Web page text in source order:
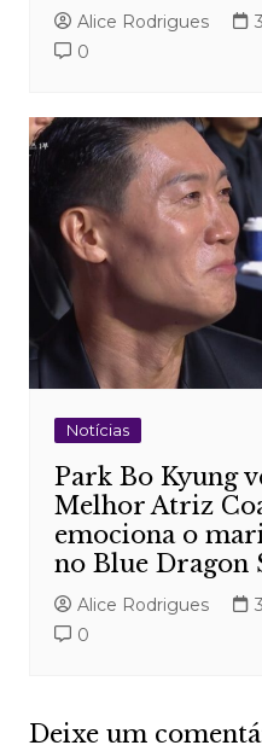
Alice Rodrigues
0
Notícias
Park Bo Kyung
Melhor Atriz
emociona o
no Blue Dragon
Alice Rodrigues
0
Deixe um